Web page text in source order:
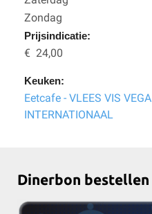
Zondag
Prijsindicatie:
€ 24,00
Keuken:
Eetcafe - VLEES VIS VEGA
INTERNATIONAAL
Dinerbon bestellen